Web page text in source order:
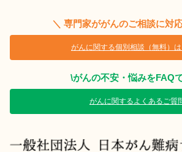
＼ 専門家ががんのご相談に対
がんに関する個別相談（無料）
\がんの不安・悩みをFAQ
がんに関するよくあるご質